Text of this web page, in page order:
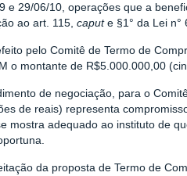
e 29/06/10, operações que a
ao art. 115, capute §1° da Lei n°
pelo Comitê de Termo de
o montante de R$5.000.000,00
de negociação, para o
de reais) representa
mostra adequado ao instituto de
da proposta de Termo de